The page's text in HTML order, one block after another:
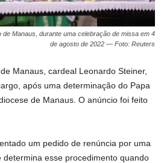
de Manaus, durante uma celebração de missa em 4
de agosto de 2022 — Foto: Reuters
Manaus, cardeal Leonardo Steiner,
após uma determinação do Papa
de Manaus. O anúncio foi feito
um pedido de renúncia por uma
determina esse procedimento quando